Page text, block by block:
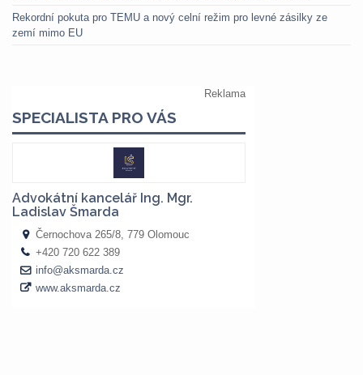
Rekordní pokuta pro TEMU a nový celní režim pro levné zásilky ze
zemí mimo EU